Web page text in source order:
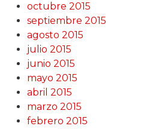
octubre 2015
septiembre 2015
agosto 2015
julio 2015
junio 2015
mayo 2015
abril 2015
marzo 2015
febrero 2015